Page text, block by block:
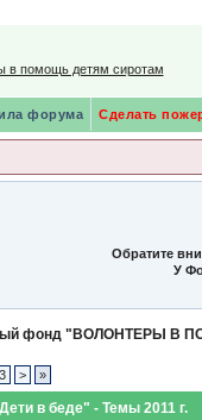
форума Сделать
Обратите
У
фонд "ВОЛОНТЕРЫ
3 > »
в беде" - Темы 2011 г.